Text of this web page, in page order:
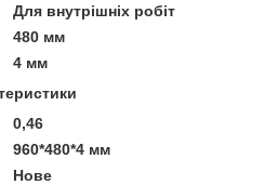
Для внутрішніх робіт
480 мм
4 мм
0,46
960*480*4 мм
Нове